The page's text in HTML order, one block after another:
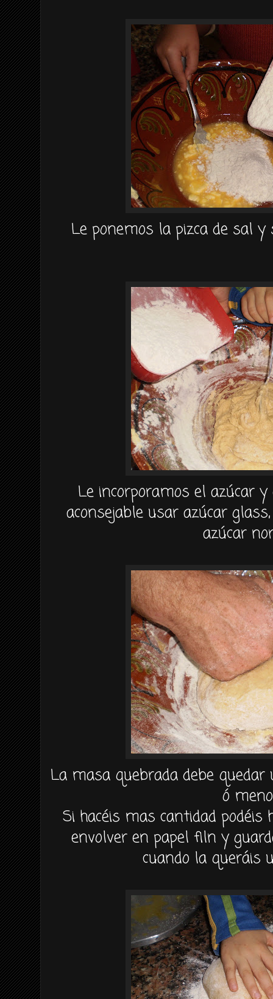
Le ponemos la pizca de sal
Le incorporamos el azúcar y
aconsejable usarazúcar glass
azúcar
La masa quebrada debe
ó
Si hacéis mas cantidad podéis
envolver en papel filn y
cuando la queráis